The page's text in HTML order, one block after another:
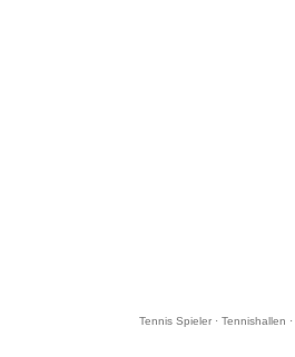
Tennis Spieler· Tennishallen ·